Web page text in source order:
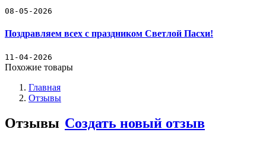
🛒 Как купить
🚚 Доставка и оплата
☎️ Контакты
Новости
08-05-2026
Поздравляем всех с праздником Светлой Пасхи!
11-04-2026
Похожие товары
Главная
Отзывы
Отзывы Создать новый отзыв